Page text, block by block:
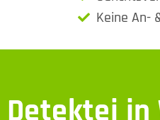
Keine An-
Detektei in